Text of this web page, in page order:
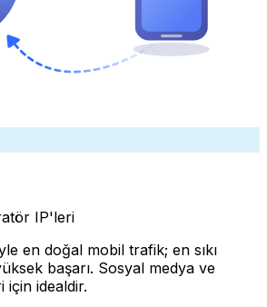
IP'leri
en doğal mobil trafik; en sıkı
başarı. Sosyal medya ve
için idealdir.